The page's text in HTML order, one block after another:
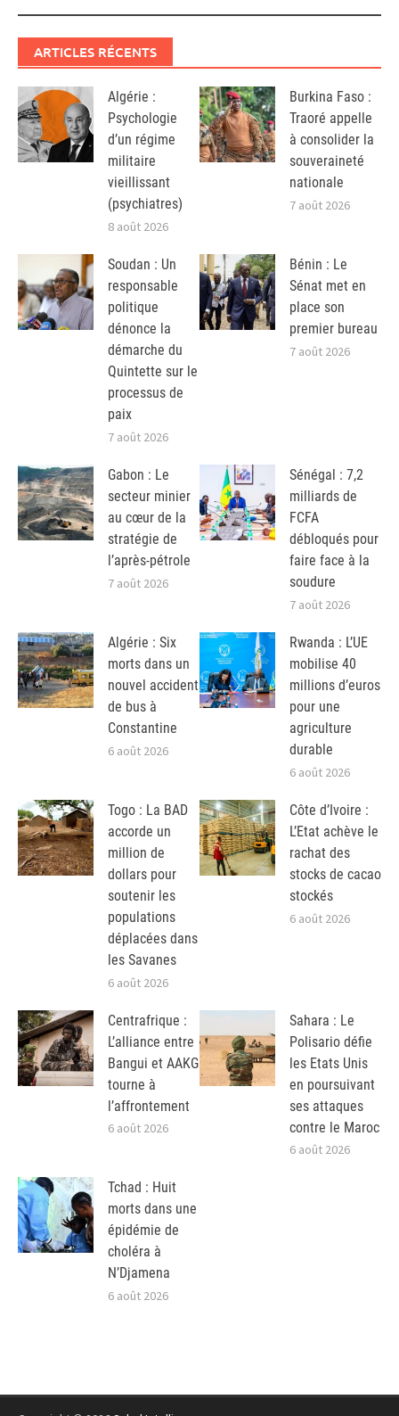
ARTICLES RÉCENTS
Algérie :
Psychologie
d’un régime
militaire
vieillissant
(psychiatres)
8 août 2026
Burkina Faso :
Traoré appelle
à consolider la
souveraineté
nationale
7 août 2026
Soudan : Un
responsable
politique
dénonce la
démarche du
Quintette sur le
processus de
paix
7 août 2026
Bénin : Le
Sénat met en
place son
premier bureau
7 août 2026
Gabon : Le
secteur minier
au cœur de la
stratégie de
l’après-pétrole
7 août 2026
Sénégal : 7,2
milliards de
FCFA
débloqués pour
faire face à la
soudure
7 août 2026
Algérie : Six
morts dans un
nouvel accident
de bus à
Constantine
6 août 2026
Rwanda : L’UE
mobilise 40
millions d’euros
pour une
agriculture
durable
6 août 2026
Togo : La BAD
accorde un
million de
dollars pour
soutenir les
populations
déplacées dans
les Savanes
6 août 2026
Côte d’Ivoire :
L’Etat achève le
rachat des
stocks de cacao
stockés
6 août 2026
Centrafrique :
L’alliance entre
Bangui et AAKG
tourne à
l’affrontement
6 août 2026
Sahara : Le
Polisario défie
les Etats Unis
en poursuivant
ses attaques
contre le Maroc
6 août 2026
Tchad : Huit
morts dans une
épidémie de
choléra à
N’Djamena
6 août 2026